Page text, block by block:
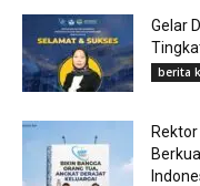
Gelar
berita